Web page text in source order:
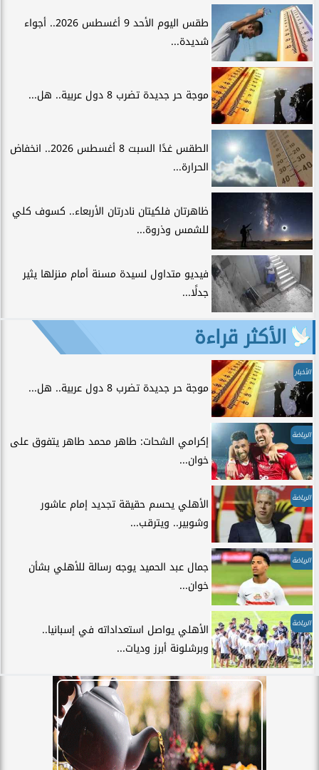
طقس اليوم الأحد 9 أغسطس 2026.. أجواء
شديدة...
موجة حر جديدة تضرب 8 دول عربية.. هل...
الطقس غدًا السبت 8 أغسطس 2026.. انخفاض
الحرارة...
ظاهرتان فلكيتان نادرتان الأربعاء.. كسوف كلي
للشمس وذروة...
فيديو متداول لسيدة مسنة أمام منزلها يثير
جدلًا...
الأكثر قراءة
الأخبار
موجة حر جديدة تضرب 8 دول عربية.. هل...
الرياضة
إكرامي الشحات: طاهر محمد طاهر يتفوق على
خوان...
الرياضة
الأهلي يحسم حقيقة تجديد إمام عاشور
وشوبير.. ويترقب...
الرياضة
جمال عبد الحميد يوجه رسالة للأهلي بشأن
خوان...
الرياضة
الأهلي يواصل استعداداته في إسبانيا..
وبرشلونة أبرز وديات...